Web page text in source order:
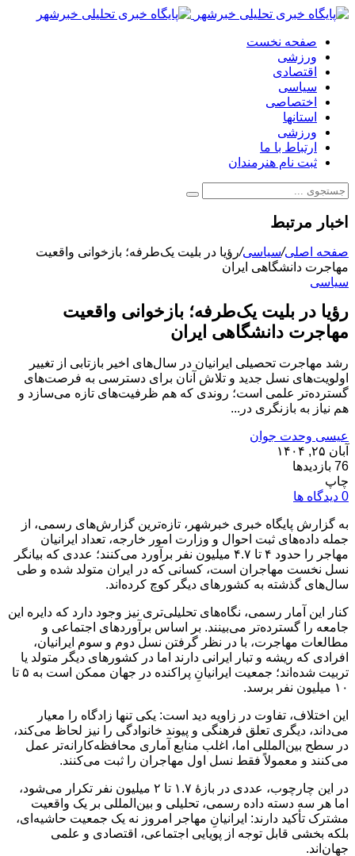
صفحه نخست
ورزشی
اقتصادی
سیاسی
اختصاصی
استانها
ورزشی
ارتباط با ما
ثبت نام هنرمندان
اخبار مرتبط
صفحه اصلی/سیاسی/رؤیا در بلیت یک‌طرفه؛ بازخوانی واقعیت
مهاجرت دانشگاهی ایران
سیاسی
رؤیا در بلیت یک‌طرفه؛ بازخوانی واقعیت
مهاجرت دانشگاهی ایران
رشد مهاجرت تحصیلی ایرانیان در سال‌های اخیر بازتابی از تغییر
اولویت‌های نسل جدید و تلاش آنان برای دسترسی به فرصت‌های
گسترده‌تر علمی است؛ روندی که هم ظرفیت‌های تازه می‌سازد و
هم نیاز به بازنگری در...
عیسی وحدت جوان
آبان ۲۵, ۱۴۰۴
76 بازدیدها
چاپ
0 دیدگاه ها
به گزارش پایگاه خبری خبرشهر، تازه‌ترین گزارش‌های رسمی، از
جمله داده‌های ثبت احوال و وزارت امور خارجه، تعداد ایرانیان
مهاجر را حدود ۴ تا ۴.۷ میلیون نفر برآورد می‌کنند؛ عددی که بیانگر
نسل نخست مهاجران است، کسانی که در ایران متولد شده و طی
سال‌های گذشته به کشورهای دیگر کوچ کرده‌اند.
کنار این آمار رسمی، نگاه‌های تحلیلی‌تری نیز وجود دارد که دایره این
جامعه را گسترده‌تر می‌بینند. بر اساس برآوردهای اجتماعی و
مطالعات مهاجرت، با در نظر گرفتن نسل دوم و سوم ایرانیان،
افرادی که ریشه و تبار ایرانی دارند اما در کشورهای دیگر متولد یا
تربیت شده‌اند؛ جمعیت ایرانیانِ پراکنده در جهان ممکن است به ۵ تا
۱۰ میلیون نفر برسد.
این اختلاف، تفاوت در زاویه دید است: یکی تنها زادگاه را معیار
می‌داند، دیگری تعلق فرهنگی و پیوند خانوادگی را نیز لحاظ می‌کند،
در سطح بین‌المللی اما، اغلب منابع آماری محافظه‌کارانه‌تر عمل
می‌کنند و معمولاً فقط نسل اول مهاجران را ثبت می‌کنند.
در این چارچوب، عددی در بازهٔ ۱.۷ تا ۲ میلیون نفر تکرار می‌شود،
اما هر سه دسته داده رسمی، تحلیلی و بین‌المللی بر یک واقعیت
مشترک تأکید دارند: ایرانیانِ مهاجر امروز نه یک جمعیت حاشیه‌ای،
بلکه بخشی قابل توجه از پویایی اجتماعی، اقتصادی و علمی
جهان‌اند.